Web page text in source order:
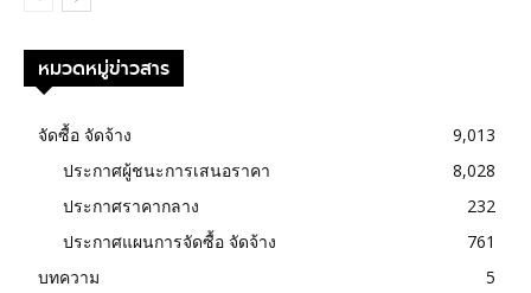
หมวดหมู่ข่าวสาร
จัดซื้อ จัดจ้าง
9,013
ประกาศผู้ชนะการเสนอราคา
8,028
ประกาศราคากลาง
232
ประกาศแผนการจัดซื้อ จัดจ้าง
761
บทความ
5